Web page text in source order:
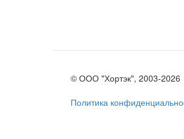
© ООО "Хортэк", 2003-2026
Политика